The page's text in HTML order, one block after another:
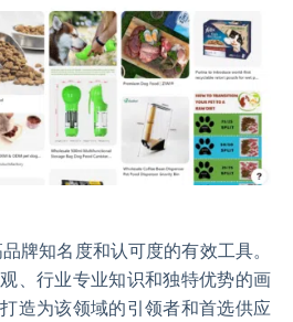
牌知名度和认可度的有效工具。
、行业专业知识和独特优势的画
造为该领域的引领者和首选供应